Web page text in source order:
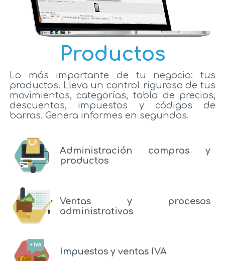
Productos
Lo más importante de tu negocio: tus
productos. Lleva un control riguroso de tus
movimientos, categorías, tabla de precios,
descuentos, impuestos y códigos de
barras. Genera informes en segundos.
Administración compras y
productos
Ventas y procesos
administrativos
Impuestos y ventas IVA